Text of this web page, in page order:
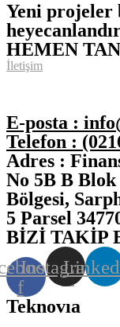
Yeni projeler
HEMEN
İletişim
E-posta :
Telefon :
Adres :
No 5B B
Bölgesi,
5 Parsel
BİZİ TAKİP
f
Instagram
Teknovıa